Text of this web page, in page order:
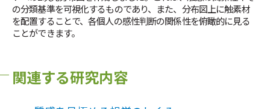
の分類基準を可視化するものであり、また、分布図上に触素材
を配置することで、各個人の感性判断の関係性を俯瞰的に見る
ことができます。
関連する研究内容